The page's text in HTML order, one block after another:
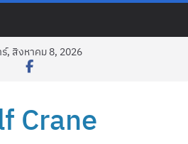
ร์, สิงหาคม 8, 2026
Crane